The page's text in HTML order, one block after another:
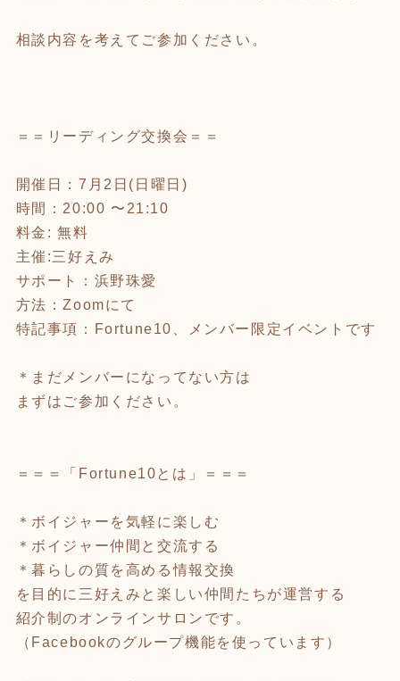
相談内容を考えてご参加ください。
＝＝リーディング交換会＝＝
開催日：7月2日(日曜日)
時間：20:00 〜21:10
料金: 無料
主催:三好えみ
サポート：浜野珠愛
方法：Zoomにて
特記事項：Fortune10、メンバー限定イベントです
＊まだメンバーになってない方は
まずはご参加ください。
＝＝＝「Fortune10とは」＝＝＝
＊ボイジャーを気軽に楽しむ
＊ボイジャー仲間と交流する
＊暮らしの質を高める情報交換
を目的に三好えみと楽しい仲間たちが運営する
紹介制のオンラインサロンです。
（Facebookのグループ機能を使っています）